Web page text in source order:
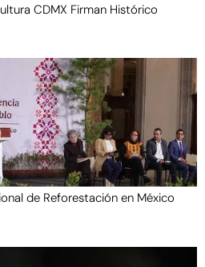
CDMX Firman Histórico
de Reforestación en México